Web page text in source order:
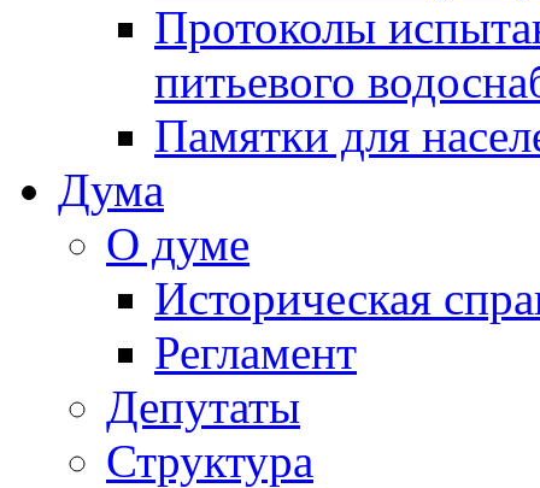
Протоколы
питьевого
Памятки для
Дума
О думе
Историческая
Регламент
Депутаты
Структура